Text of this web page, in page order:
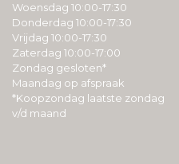
Woensdag 10:00-17:30
Donderdag 10:00-17:30
Vrijdag 10:00-17:30
Zaterdag 10:00-17:00
Zondag gesloten*
Maandag op afspraak
*Koopzondag laatste zondag
v/d maand